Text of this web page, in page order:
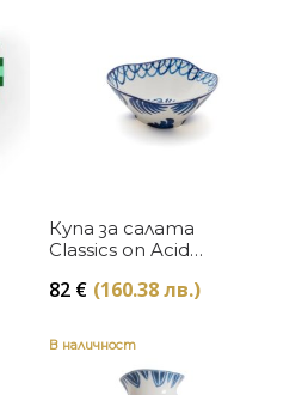
Купа за салата
Classics on Acid
82 € (160.38 лв.)
В наличност